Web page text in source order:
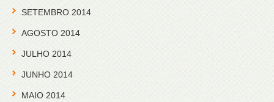
SETEMBRO 2014
AGOSTO 2014
JULHO 2014
JUNHO 2014
MAIO 2014